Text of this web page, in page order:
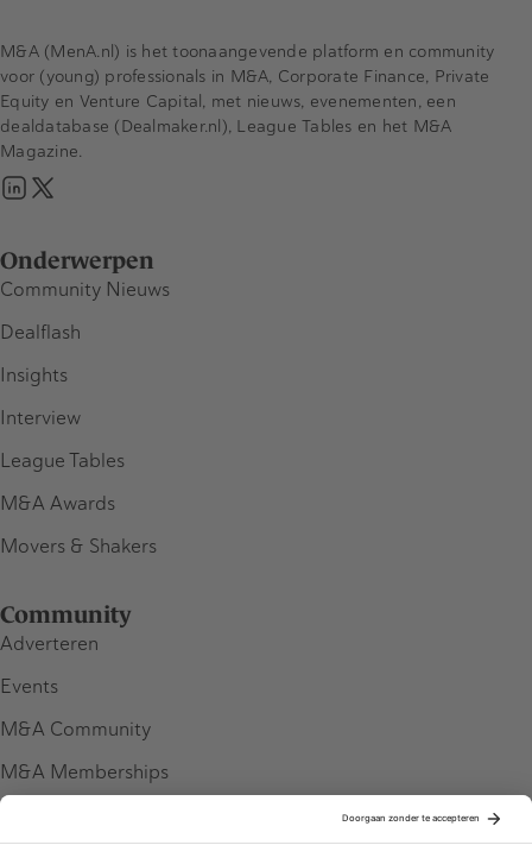
Onderwerpen
Community Nieuws
Dealflash
Insights
Interview
League Tables
M&A Awards
Movers & Shakers
Community
Adverteren
Events
M&A Community
M&A Memberships
M&A (MenA.nl) is het toonaangevende platform en community
voor (young) professionals in M&A, Corporate Finance, Private
Equity en Venture Capital, met nieuws, evenementen, een
dealdatabase (Dealmaker.nl), League Tables en het M&A
Magazine.